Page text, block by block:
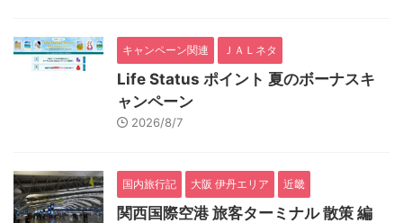
キャンペーン関連 ＪＡＬネタ
Life Status ポイント 夏のボーナスキ
ャンペーン
2026/8/7
国内旅行記 大阪 伊丹エリア 近畿
関西国際空港 旅客ターミナル 散策 編